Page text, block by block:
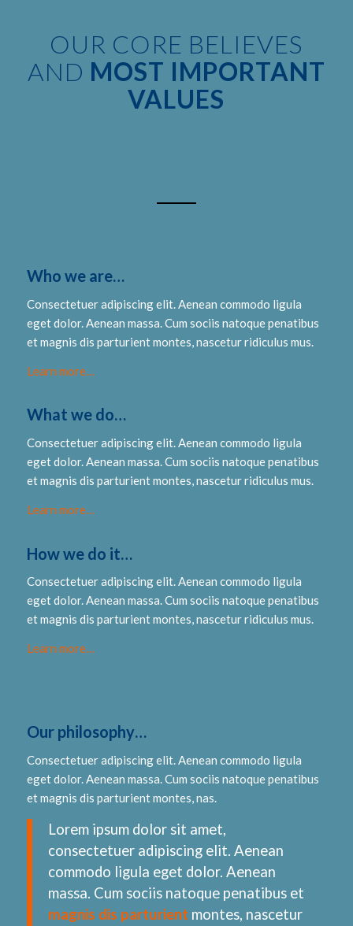
OUR CORE BELIEVES
AND MOST IMPORTANT
VALUES
Who we are…
Consectetuer adipiscing elit. Aenean commodo ligula
eget dolor. Aenean massa. Cum sociis natoque penatibus
et magnis dis parturient montes, nascetur ridiculus mus.
Learn more…
What we do…
Consectetuer adipiscing elit. Aenean commodo ligula
eget dolor. Aenean massa. Cum sociis natoque penatibus
et magnis dis parturient montes, nascetur ridiculus mus.
Learn more…
How we do it…
Consectetuer adipiscing elit. Aenean commodo ligula
eget dolor. Aenean massa. Cum sociis natoque penatibus
et magnis dis parturient montes, nascetur ridiculus mus.
Learn more…
Our philosophy…
Consectetuer adipiscing elit. Aenean commodo ligula
eget dolor. Aenean massa. Cum sociis natoque penatibus
et magnis dis parturient montes, nas.
Lorem ipsum dolor sit amet,
consectetuer adipiscing elit. Aenean
commodo ligula eget dolor. Aenean
massa. Cum sociis natoque penatibus et
magnis dis parturient montes, nascetur